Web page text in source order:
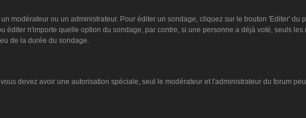
modérateur ou un administrateur. Pour éditer un sondage, cliquez sur le bouton 'Editer' du
n'importe quelle option du sondage, par contre, si une personne a déjà voté, seuls
de la durée du sondage.
devez avoir une autorisation spéciale, seul le modérateur et l'administrateur du forum